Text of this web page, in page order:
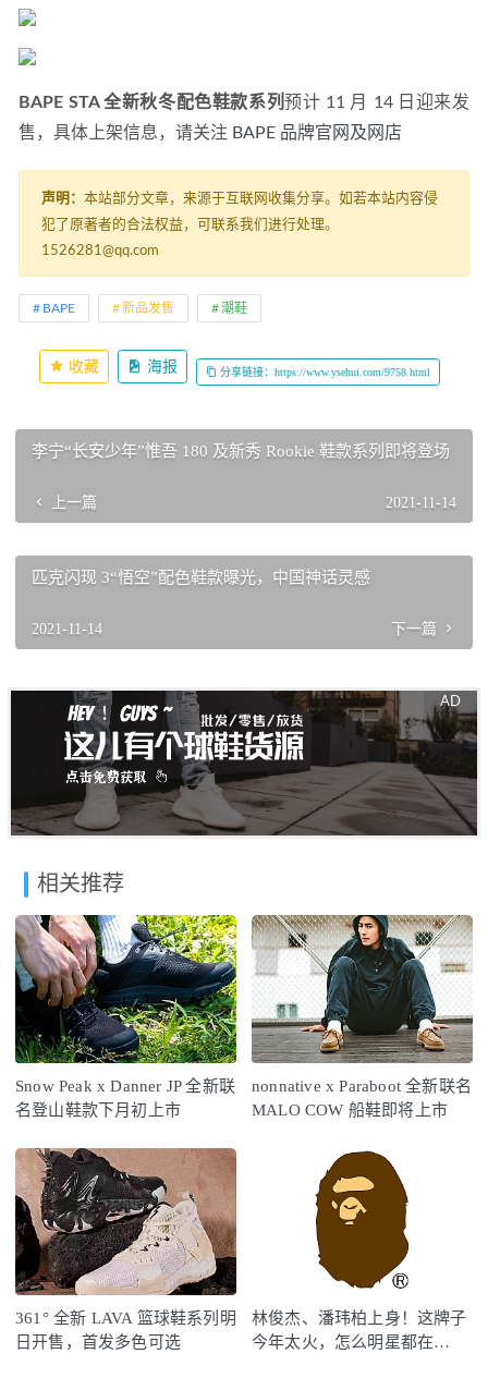
BAPE STA 全新秋冬配色鞋款系列预计 11 月 14 日迎来发
售，具体上架信息，请关注 BAPE 品牌官网及网店
声明： 本站部分文章，来源于互联网收集分享。如若本站内容侵
犯了原著者的合法权益，可联系我们进行处理。
1526281@qq.com
BAPE 新品发售 潮鞋
收藏 海报 分享链接：https://www.ysehui.com/9758.html
李宁“长安少年”惟吾 180 及新秀 Rookie 鞋款系列即将登场
上一篇 2021-11-14
匹克闪现 3“悟空”配色鞋款曝光，中国神话灵感
2021-11-14 下一篇
相关推荐
Snow Peak x Danner JP 全新联
名登山鞋款下月初上市
nonnative x Paraboot 全新联名
MALO COW 船鞋即将上市
361° 全新 LAVA 篮球鞋系列明
日开售，首发多色可选
林俊杰、潘玮柏上身！这牌子
今年太火，怎么明星都在